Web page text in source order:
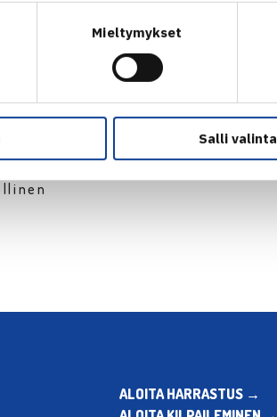
Mieltymykset
Salli valinta
ALOITA HARRASTUS →